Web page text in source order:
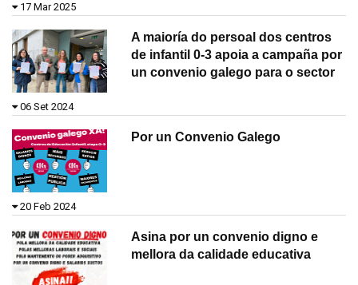
17 Mar 2025
A maioría do persoal dos centros
de infantil 0-3 apoia a campaña por
un convenio galego para o sector
06 Set 2024
Por un Convenio Galego
20 Feb 2024
Asina por un convenio digno e
mellora da calidade educativa